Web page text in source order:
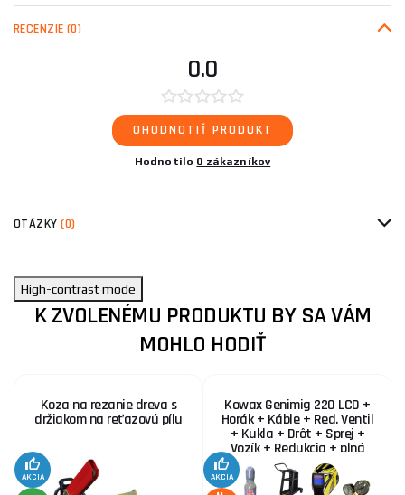
RECENZIE (0)
0.0
OHODNOTIŤ PRODUKT
Hodnotilo 0 zákazníkov
OTÁZKY(0)
High-contrast mode
K ZVOLENÉMU PRODUKTU BY SA VÁM
MOHLO HODIŤ
Koza na rezanie dreva s
držiakom na reťazovú pílu
AKCIA
Kowax Genimig 220 LCD +
Horák + Káble + Red. Ventil
+ Kukla + Drôt + Sprej +
Vozík + Redukcia + plná
Fľaša Co2
AKCIA